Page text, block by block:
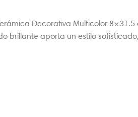
Decorativa Multicolor 8×31.5
brillante aporta un estilo